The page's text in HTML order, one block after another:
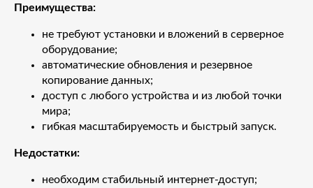
Преимущества:
не требуют установки и вложений в серверное
оборудование;
автоматические обновления и резервное
копирование данных;
доступ с любого устройства и из любой точки
мира;
гибкая масштабируемость и быстрый запуск.
Недостатки:
необходим стабильный интернет-доступ;